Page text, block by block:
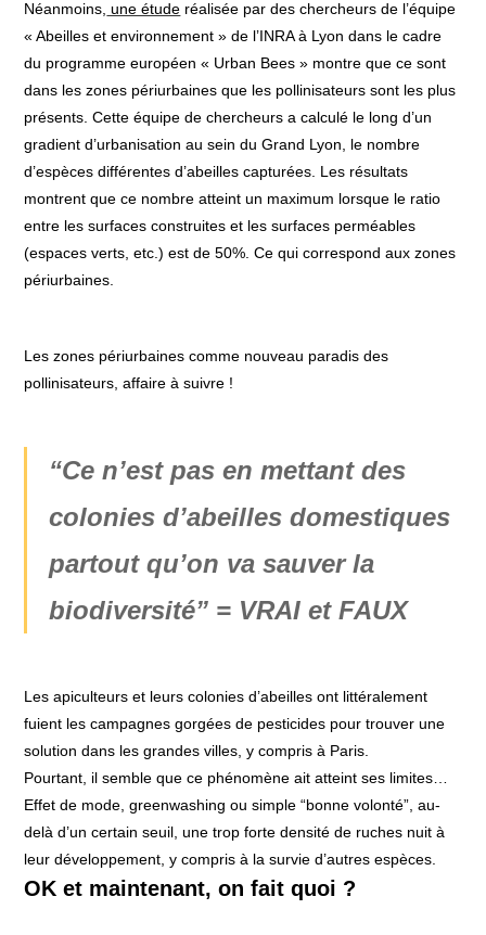
Néanmoins, une étude réalisée par des chercheurs de l’équipe
« Abeilles et environnement » de l’INRA à Lyon dans le cadre
du programme européen « Urban Bees » montre que ce sont
dans les zones périurbaines que les pollinisateurs sont les plus
présents. Cette équipe de chercheurs a calculé le long d’un
gradient d’urbanisation au sein du Grand Lyon, le nombre
d’espèces différentes d’abeilles capturées. Les résultats
montrent que ce nombre atteint un maximum lorsque le ratio
entre les surfaces construites et les surfaces perméables
(espaces verts, etc.) est de 50%. Ce qui correspond aux zones
périurbaines.
Les zones périurbaines comme nouveau paradis des
pollinisateurs, affaire à suivre !
“Ce n’est pas en mettant des
colonies d’abeilles domestiques
partout qu’on va sauver la
biodiversité” = VRAI et FAUX
Les apiculteurs et leurs colonies d’abeilles ont littéralement
fuient les campagnes gorgées de pesticides pour trouver une
solution dans les grandes villes, y compris à Paris.
Pourtant, il semble que ce phénomène ait atteint ses limites…
Effet de mode, greenwashing ou simple “bonne volonté”, au-
delà d’un certain seuil, une trop forte densité de ruches nuit à
leur développement, y compris à la survie d’autres espèces.
OK et maintenant, on fait quoi ?